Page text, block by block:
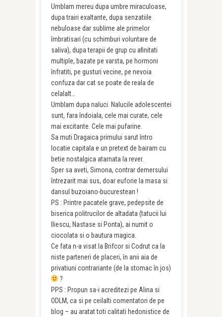
Umblam mereu dupa umbre miraculoase,
dupa trairi exaltante, dupa senzatiile
nebuloase dar sublime ale primelor
îmbratisari (cu schimburi voluntare de
saliva), dupa terapii de grup cu afinitati
multiple, bazate pe varsta, pe hormoni
înfratiti, pe gusturi vecine, pe nevoia
confuza dar cat se poate de reala de
celalalt…
Umblam dupa naluci. Nalucile adolescentei
sunt, fara îndoiala, cele mai curate, cele
mai excitante. Cele mai pufarine.
Sa muti Dragaica primului sarut întro
locatie capitala e un pretext de bairam cu
betie nostalgica atarnata la rever.
Sper sa aveti, Simona, contrar demersului
întrezarit mai sus, doar euforie la masa si
dansul buzoiano-bucurestean !
PS : Printre pacatele grave, pedepsite de
biserica politrucilor de altadata (tatucii lui
Iliescu, Nastase si Ponta), ai numit o
ciocolata si o bautura magica.
Ce fata n-a visat la Brifcor si Codrut ca la
niste parteneri de placeri, în anii aia de
privatiuni contrariante (de la stomac în jos)
?
PPS : Propun sa-i acreditezi pe Alina si
ODLM, ca si pe ceilalti comentatori de pe
blog – au aratat toti calitati hedonistice de